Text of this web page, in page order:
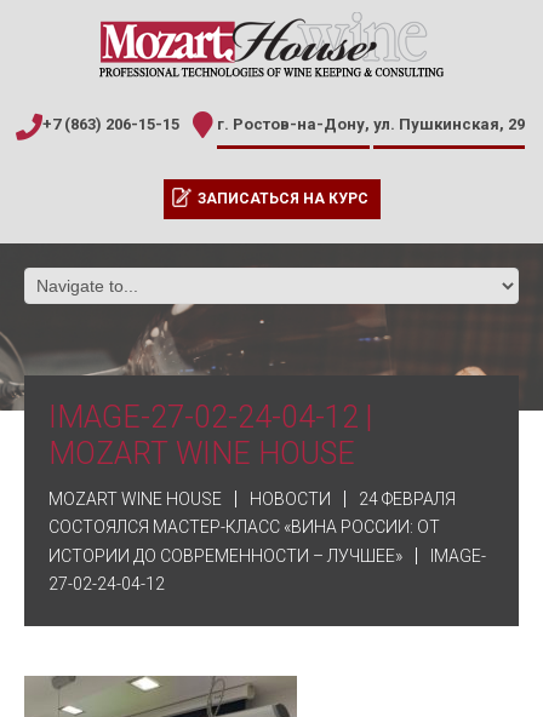
+7 (863) 206-15-15 г. Ростов-на-Дону, ул. Пушкинская, 29
ЗАПИСАТЬСЯ НА КУРС
IMAGE-27-02-24-04-12 |
MOZART WINE HOUSE
MOZART WINE HOUSE НОВОСТИ
24 ФЕВРАЛЯ
СОСТОЯЛСЯ МАСТЕР-КЛАСС «ВИНА РОССИИ: ОТ
ИСТОРИИ ДО СОВРЕМЕННОСТИ – ЛУЧШЕЕ»
IMAGE-
27-02-24-04-12